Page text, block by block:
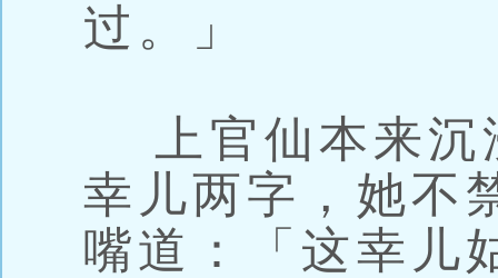
过。」
上官仙本来沉
幸儿两字，她不
嘴道：「这幸儿